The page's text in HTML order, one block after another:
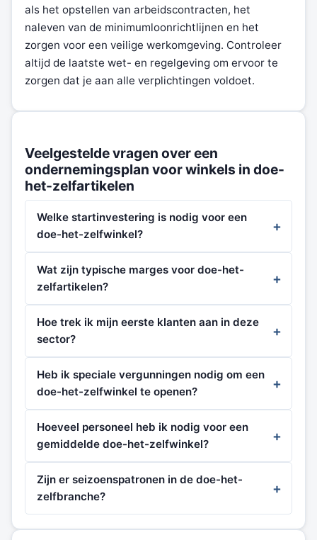
als het opstellen van arbeidscontracten, het
naleven van de minimumloonrichtlijnen en het
zorgen voor een veilige werkomgeving. Controleer
altijd de laatste wet- en regelgeving om ervoor te
zorgen dat je aan alle verplichtingen voldoet.
Veelgestelde vragen over een
ondernemingsplan voor winkels in doe-
het-zelfartikelen
Welke startinvestering is nodig voor een
doe-het-zelfwinkel?
Wat zijn typische marges voor doe-het-
zelfartikelen?
Hoe trek ik mijn eerste klanten aan in deze
sector?
Heb ik speciale vergunningen nodig om een
doe-het-zelfwinkel te openen?
Hoeveel personeel heb ik nodig voor een
gemiddelde doe-het-zelfwinkel?
Zijn er seizoenspatronen in de doe-het-
zelfbranche?